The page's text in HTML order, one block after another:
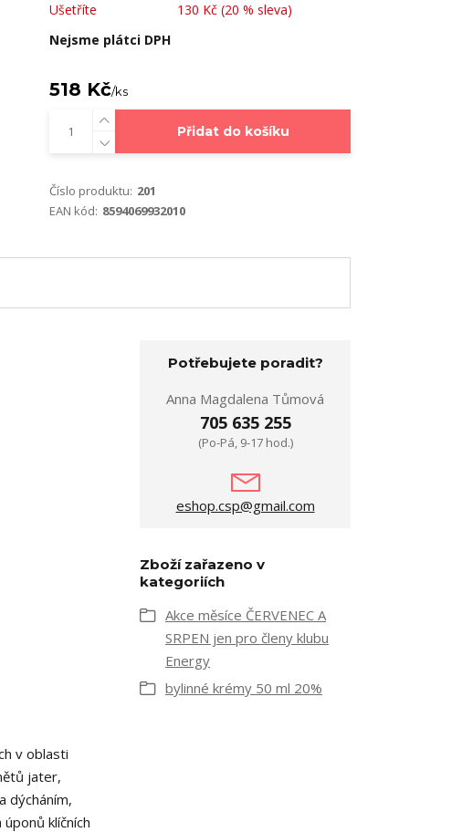
Ušetříte
130 Kč (20 % sleva)
Nejsme plátci DPH
518 Kč/ks
Přidat do košíku
Číslo produktu: 201
EAN kód: 8594069932010
v oblasti
jater,
dýcháním,
klíčních
Potřebujete poradit?
Anna Magdalena Tůmová
705 635 255
(Po-Pá, 9-17 hod.)
eshop.csp@gmail.com
Zboží zařazeno v
kategoriích
Akce měsíce ČERVENEC A
SRPEN jen pro členy klubu
Energy
bylinné krémy 50 ml 20%